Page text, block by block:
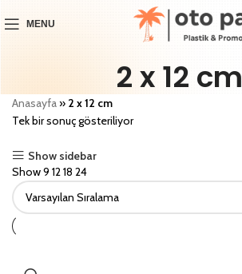
MENU
2 x 12 cm
Anasayfa» 2 x 12 cm
Tek bir sonuç gösteriliyor
Show sidebar
Show9 1218 24